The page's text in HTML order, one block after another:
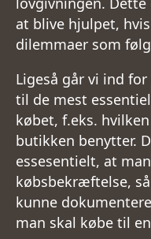
at blive hjulpet,
dilemmaer som
Ligeså går vi ind
til de mest
købet, f.eks.
butikken benytter.
essesentielt, at
købsbekræftelse,
kunne
man skal købe til